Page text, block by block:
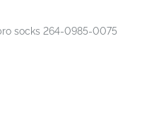
socks 264-0985-0075